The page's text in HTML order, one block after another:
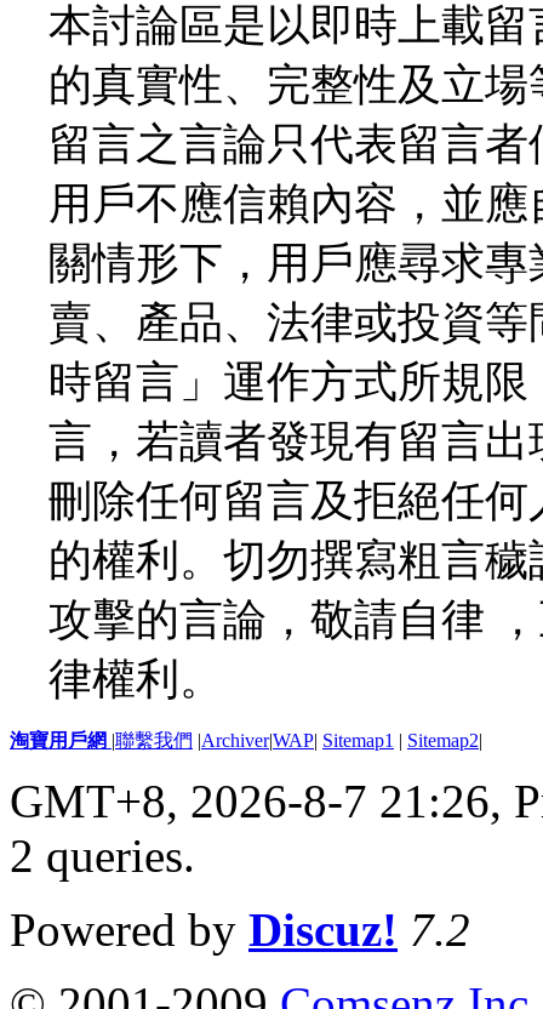
本討論區是以即時上載
的真實性、完整性及立
留言之言論只代表留言
用戶不應信賴內容，並
關情形下，用戶應尋求
賣、產品、法律或投資
時留言」運作方式所規
言，若讀者發現有留言
刪除任何留言及拒絕任
的權利。切勿撰寫粗言
攻擊的言論，敬請自律
律權利。
淘寶用戶網 |聯繫我們 |Archiver|WAP| Sitemap1 | Sitemap2|
GMT+8, 2026-8-7 21:26,
2 queries.
Powered by Discuz! 7.2